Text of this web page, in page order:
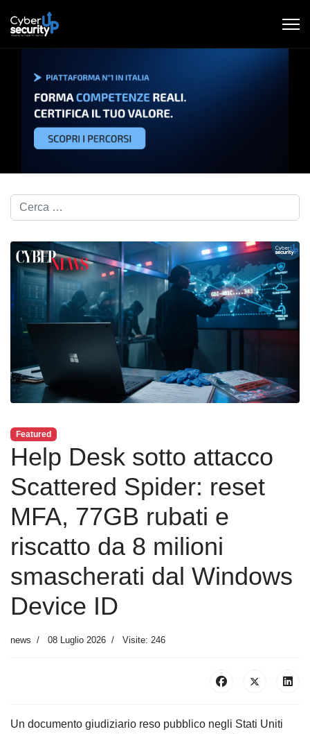
Cerca nel blog...
Featured
Help Desk sotto attacco
Scattered Spider: reset
MFA, 77GB rubati e
riscatto da 8 milioni
smascherati dal Windows
Device ID
news 08 Luglio 2026 Visite: 246
Un documento giudiziario reso pubblico negli Stati Uniti